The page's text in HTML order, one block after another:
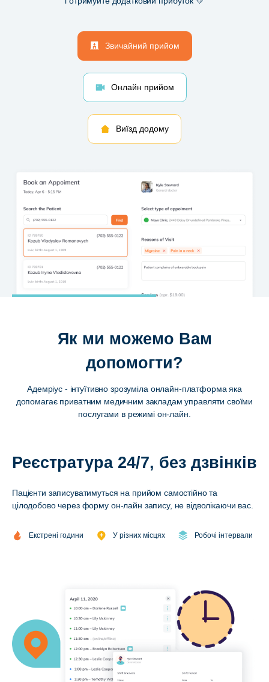
Звичайний прийом
Онлайн прийом
Виїзд додому
Як ми можемо Вам
допомогти?
Адемріус - інтуїтивно зрозуміла онлайн-платформа яка
допомагає приватним медичним закладам управляти своїми
послугами в режимі он-лайн.
Реєстратура 24/7, без дзвінків
Пацієнти записуватимуться на прийом самостійно та
цілодобово через форму он-лайн запису, не відволікаючи вас.
Екстрені години У різних місцях Робочі інтервали